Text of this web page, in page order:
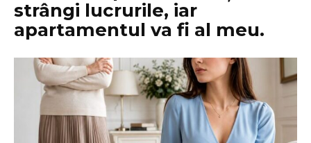
strângi lucrurile, iar
apartamentul va fi al meu.